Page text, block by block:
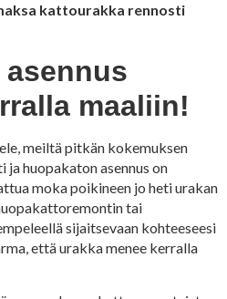
kattourakka rennosti
maaliin!
meiltä pitkän kokemuksen
huopakaton asennus on
moka poikineen jo heti urakan
tai
sijaitsevaan kohteeseesi
että urakka menee kerralla